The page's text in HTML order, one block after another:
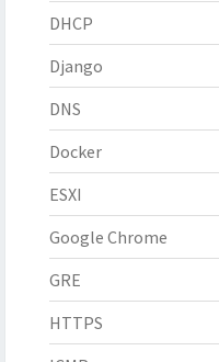
DHCP
Django
DNS
Docker
ESXI
Google Chrome
GRE
HTTPS